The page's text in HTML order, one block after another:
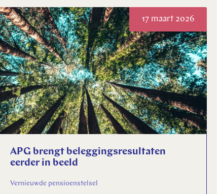
17 maart 2026
APG brengt beleggingsresultaten
eerder in beeld
Vernieuwde pensioenstelsel